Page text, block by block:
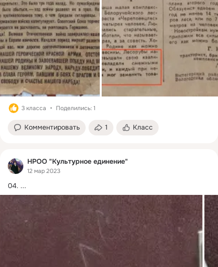
3 класса Поделились: 1
Комментировать 1 Класс
НРОО "Культурное единение"
12 мар 2023
04. ...